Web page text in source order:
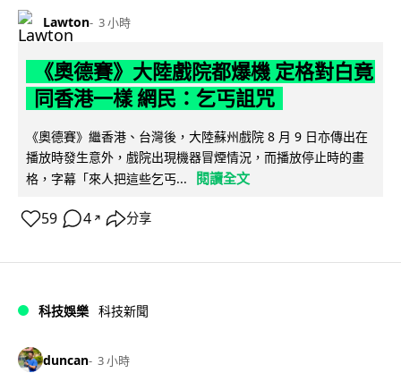
Lawton 3 小時
《奧德賽》大陸戲院都爆機 定格對白竟
同香港一樣 網民：乞丐詛咒
《奧德賽》繼香港、台灣後，大陸蘇州戲院 8 月 9 日亦傳出在
播放時發生意外，戲院出現機器冒煙情況，而播放停止時的畫
格，字幕「來人把這些乞丐...
閱讀全文
59 4 ↗ 分享
科技娛樂 科技新聞
duncan 3 小時